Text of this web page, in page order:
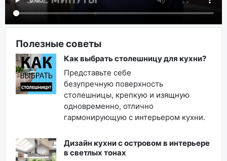
Полезные советы
Как выбрать столешницу для кухни?
Представьте себе
безупречную поверхность
столешницы, крепкую и изящную
одновременно, отлично
гармонирующую с интерьером кухни.
Дизайн кухни с островом в интерьере
в светлых тонах